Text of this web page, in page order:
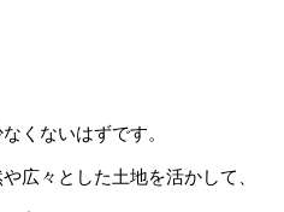
くないはずです。
広々とした土地を活かして、